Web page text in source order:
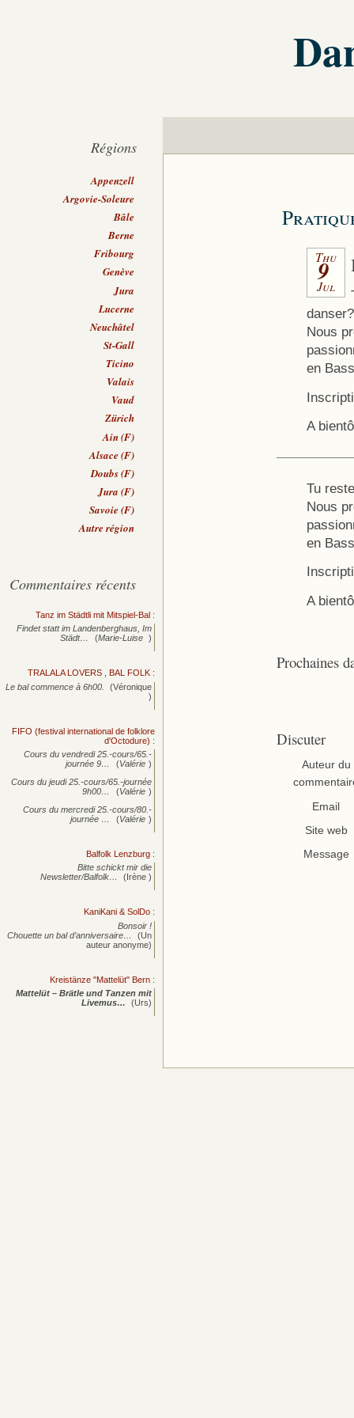
Thu
9
Jul
danser?
Nous
en
A
Tu
Nous
en
A
Prochaines
Discuter
Auteur du
Email
Site web
Message
Régions
Appenzell
Argovie-Soleure
Bâle
Berne
Fribourg
Genève
Jura
Lucerne
Neuchâtel
St-Gall
Ticino
Valais
Vaud
Zürich
Ain (F)
Alsace (F)
Doubs (F)
Jura (F)
Savoie (F)
Autre région
Commentaires récents
Tanz im Städtli mit Mitspiel-Bal :
Findet statt im Landenberghaus, Im
Städt…
(Marie-Luise )
TRALALA LOVERS , BAL FOLK :
Le bal commence à 6h00.
(Véronique
)
FIFO (festival international de folklore
d'Octodure) :
Cours du vendredi 25.-cours/65.-
journée 9… (Valérie )
Cours du jeudi 25.-cours/65.-journée
9h00…
(Valérie )
Cours du mercredi 25.-cours/80.-
journée … (Valérie )
Balfolk Lenzburg :
Bitte schickt mir die
Newsletter/Balfolk…
(Irène )
KaniKani & SolDo :
Bonsoir !
Chouette un bal d’anniversaire…
(Un
auteur anonyme)
Kreistänze "Mattelüt" Bern :
Mattelüt – Brätle und Tanzen mit
Livemus…
(Urs)